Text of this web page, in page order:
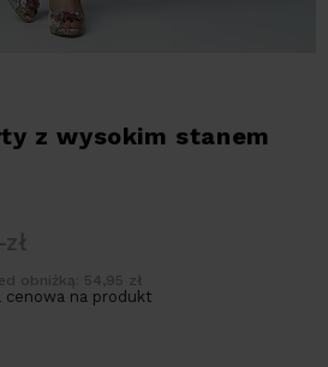
z wysokim stanem
zł
obniżką: 54,95 zł
cenowa na produkt